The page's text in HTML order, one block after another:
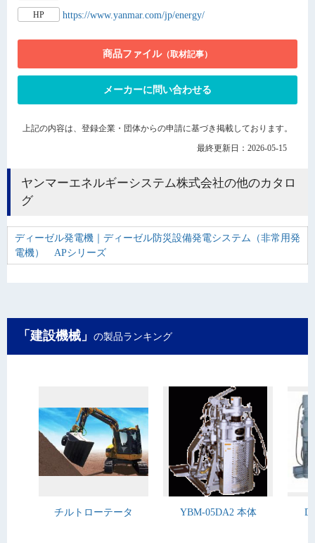
HP https://www.yanmar.com/jp/energy/
商品ファイル（取材記事）
メーカーに問い合わせる
上記の内容は、登録企業・団体からの申請に基づき掲載しております。
最終更新日：2026-05-15
ヤンマーエネルギーシステム株式会社の他のカタロ
グ
ディーゼル発電機｜ディーゼル防災設備発電システム（非常用発
電機） APシリーズ
「建設機械」 の製品ランキング
チルトローテータ YBM-05DA2 本体